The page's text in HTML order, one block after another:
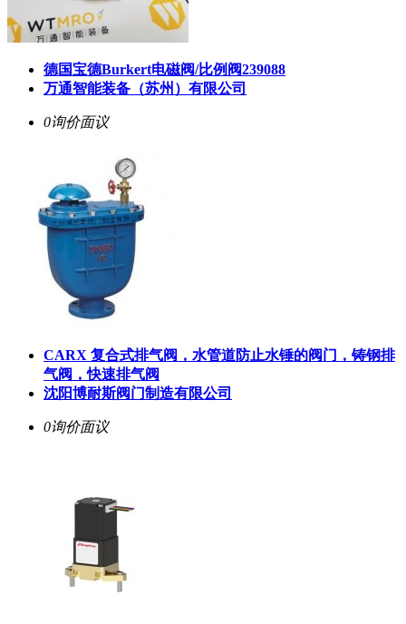
德国宝德Burkert电磁阀/比例阀239088
万通智能装备（苏州）有限公司
0询价面议
CARX 复合式排气阀，水管道防止水锤的阀门，铸钢排
气阀，快速排气阀
沈阳博耐斯阀门制造有限公司
0询价面议